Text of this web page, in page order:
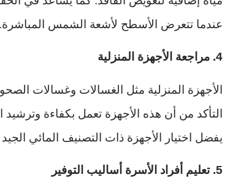
عندما تتعرض الأسطح لأشعة الشمس المباشرة.
4. مراجعة الأجهزة المنزلية
الأجهزة المنزلية مثل الغسالات وغسالات
التأكد من أن هذه الأجهزة تعمل بكفاءة
يفضل اختيار الأجهزة ذات التصنيف المائي
5. تعليم أفراد الأسرة أساليب التوفير